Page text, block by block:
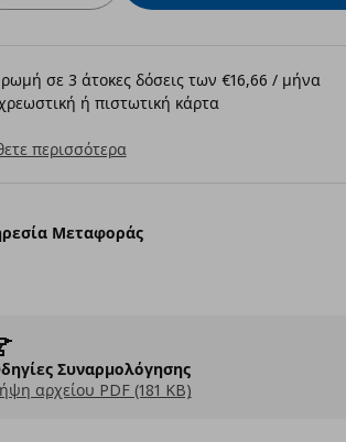
σε 3 άτοκες δόσεις των €16,66 / μήνα
ή πιστωτική κάρτα
περισσότερα
Μεταφοράς
Συναρμολόγησης
αρχείου PDF (181 KB)